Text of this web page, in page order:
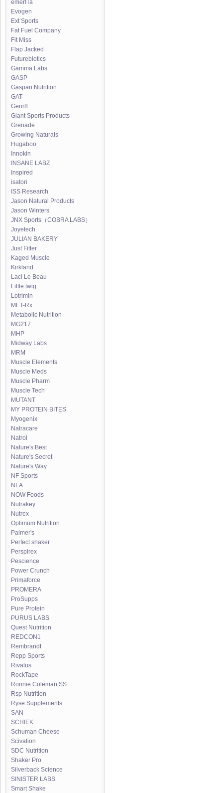
emerITa
Evogen
Ext Sports
Fat Fuel Company
Fit Miss
Flap Jacked
Futurebiotics
Gamma Labs
GASP
Gaspari Nutrition
GAT
Genr8
Giant Sports Products
Grenade
Growing Naturals
Hugaboo
Innokin
INSANE LABZ
Inspired
isatori
ISS Research
Jason Natural Products
Jason Winters
JNX Sports（COBRA LABS）
Joyetech
JULIAN BAKERY
Just Fitter
Kaged Muscle
Kirkland
Laci Le Beau
Little twig
Lotrimin
MET-Rx
Metabolic Nutrition
MG217
MHP
Midway Labs
MRM
Muscle Elements
Muscle Meds
Muscle Pharm
Muscle Tech
MUTANT
MY PROTEIN BITES
Myogenix
Natracare
Natrol
Nature's Best
Nature's Secret
Nature's Way
NF Sports
NLA
NOW Foods
Nutrakey
Nutrex
Optimum Nutrition
Palmer's
Perfect shaker
Perspirex
Pescience
Power Crunch
Primaforce
PROMERA
ProSupps
Pure Protein
PURUS LABS
Quest Nutrition
REDCON1
Rembrandt
Repp Sports
Rivalus
RockTape
Ronnie Coleman SS
Rsp Nutrition
Ryse Supplements
SAN
SCHIEK
Schuman Cheese
Scivation
SDC Nutrition
Shaker Pro
Silverback Science
SINISTER LABS
Smart Shake